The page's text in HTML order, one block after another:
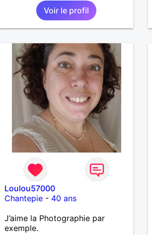
Voir le profil
Loulou57000
Chantepie- 40 ans
J’aime la Photographie par
exemple.